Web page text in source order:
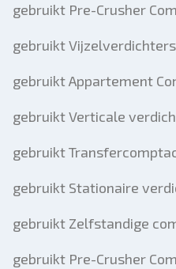
gebruikt Pre-Crusher
gebruikt Vijzelverdichters
gebruikt Appartement
gebruikt Verticale
gebruikt
gebruikt Stationaire
gebruikt Zelfstandige
gebruikt Pre-Crusher